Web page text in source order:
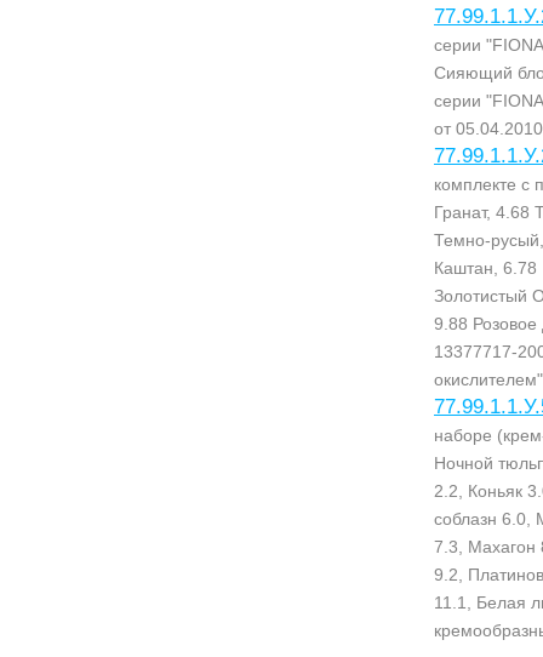
серии
Сияющий
серии
от
комплекте с
Гранат, 4.68
Темно-
Каштан, 6.78
Золотистый
9.88
13377717-
наборе
Ночной
2.2, Коньяк
соблазн 6.0,
7.3, Махагон
9.2,
11.1, Белая